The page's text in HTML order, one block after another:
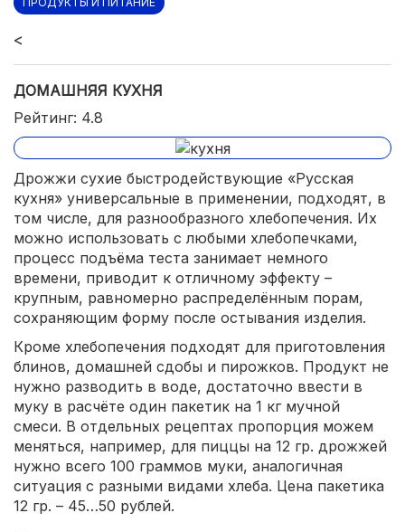
<
ДОМАШНЯЯ КУХНЯ
Рейтинг: 4.8
Дрожжи сухие быстродействующие «Русская
кухня» универсальные в применении, подходят, в
том числе, для разнообразного хлебопечения. Их
можно использовать с любыми хлебопечками,
процесс подъёма теста занимает немного
времени, приводит к отличному эффекту –
крупным, равномерно распределённым порам,
сохраняющим форму после остывания изделия.
Кроме хлебопечения подходят для приготовления
блинов, домашней сдобы и пирожков. Продукт не
нужно разводить в воде, достаточно ввести в
муку в расчёте один пакетик на 1 кг мучной
смеси. В отдельных рецептах пропорция можем
меняться, например, для пиццы на 12 гр. дрожжей
нужно всего 100 граммов муки, аналогичная
ситуация с разными видами хлеба. Цена пакетика
12 гр. – 45…50 рублей.